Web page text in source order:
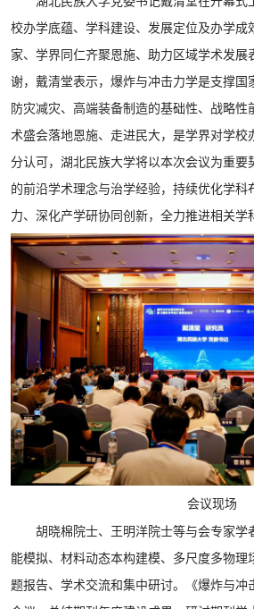
校办学底蕴、学科建设、发展定位及办学成
家、学界同仁齐聚恩施、助力区域学术发展
谢，戴清堂表示，爆炸与冲击力学是支撑国
防灾减灾、高端装备制造的基础性、战略性
术盛会落地恩施、走进民大，是学界对学校
分认可，湖北民族大学将以本次会议为重要
的前沿学术理念与治学经验，持续优化学科
力、深化产学研协同创新，全力推进相关学
会议现场
胡晓棉院士、王明洋院士等与会专家学
能模拟、材料动态本构建模、多尺度多物理
题报告、学术交流和集中研讨。《爆炸与冲